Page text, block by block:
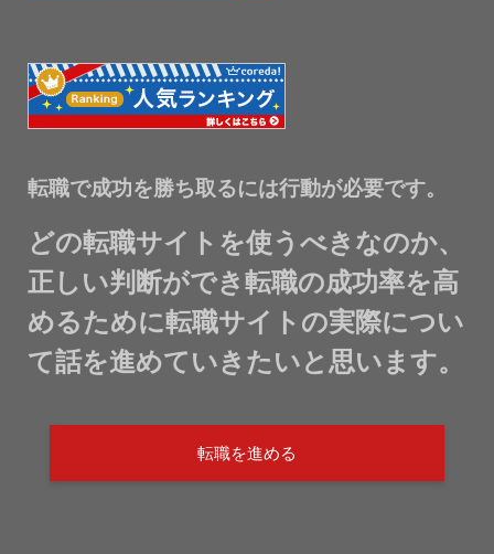
転職で成功を勝ち取るには行動が必要です。
どの転職サイトを使うべきなのか、
正しい判断ができ転職の成功率を高
めるために転職サイトの実際につい
て話を進めていきたいと思います。
転職を進める